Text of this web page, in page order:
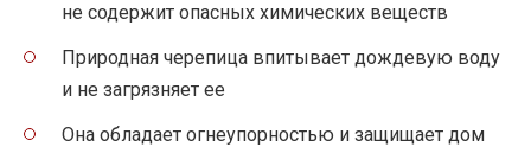
не содержит опасных химических веществ
Природная черепица впитывает дождевую воду
и не загрязняет ее
Она обладает огнеупорностью и защищает дом